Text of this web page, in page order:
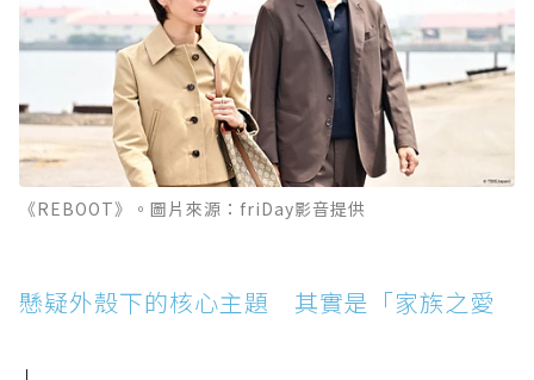
《REBOOT》。圖片來源：friDay影音提供
懸疑外殼下的核心主題 其實是「家族之愛
」